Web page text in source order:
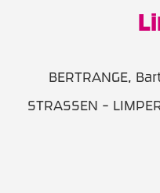
BERTRANGE,
STRASSEN -